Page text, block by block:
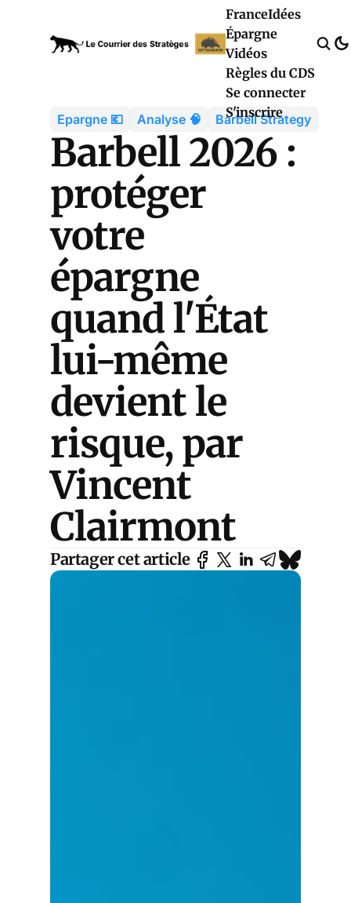
FranceIdées
Épargne
Vidéos
Règles du CDS
Se connecter
S'inscrire
Epargne 💶 Analyse 🧠 Barbell Strategy
Barbell 2026 :
protéger
votre
épargne
quand l'État
lui-même
devient le
risque, par
Vincent
Clairmont
Partager cet article